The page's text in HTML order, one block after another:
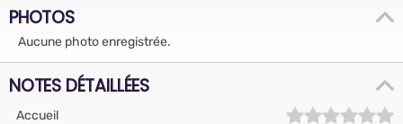
PHOTOS
Aucune photo enregistrée.
NOTES DÉTAILLÉES
Accueil